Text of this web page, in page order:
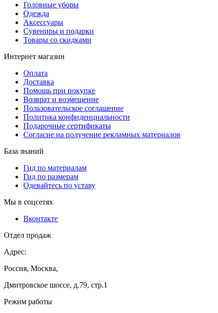
Головные уборы
Одежда
Аксессуары
Сувениры и подарки
Товары со скидками
Интернет магазин
Оплата
Доставка
Помощь при покупке
Возврат и возмещение
Пользовательское соглашение
Политика конфиденциальности
Подарочные сертификаты
Согласие на получение рекламных материалов
База знаний
Гид по материалам
Гид по размерам
Одевайтесь по уставу
Мы в соцсетях
Вконтакте
Отдел продаж
Адрес:
Россия, Москва,
Дмитровское шоссе, д.79, стр.1
Режим работы